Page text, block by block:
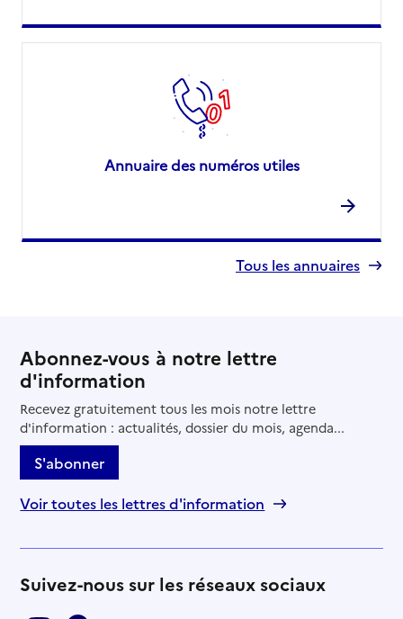
Annuaire des numéros utiles
Tous les annuaires
Abonnez-vous à notre lettre
d'information
Recevez gratuitement tous les mois notre lettre
d'information : actualités, dossier du mois, agenda...
S'abonner
Voir toutes les lettres d'information
Suivez-nous sur les réseaux sociaux